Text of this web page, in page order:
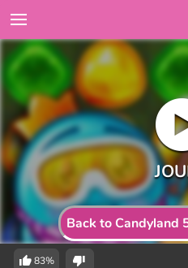
Back to Candyland
83%